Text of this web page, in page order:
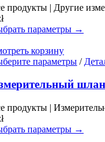
на
продукты | Другие
параметры →
корзину
параметры Этот
имеет
/
продукты |
параметры →